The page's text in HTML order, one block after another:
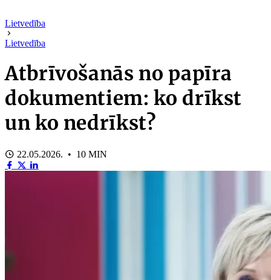
Lietvedība
Lietvedība
Atbrīvošanās no papīra
dokumentiem: ko drīkst
un ko nedrīkst?
22.05.2026. • 10 MIN